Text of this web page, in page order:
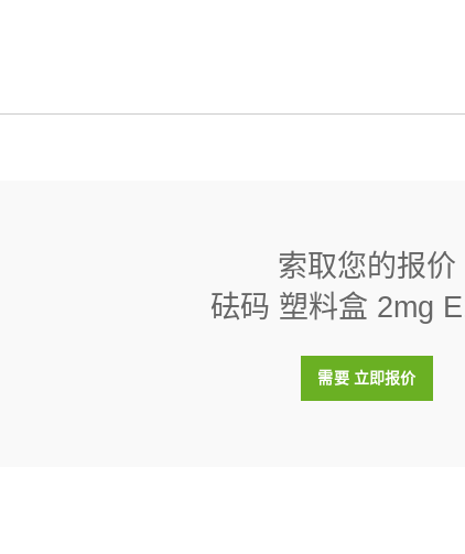
塑料盒（包括
索取您的报价
砝码 塑料盒 2mg
需要 立即报价